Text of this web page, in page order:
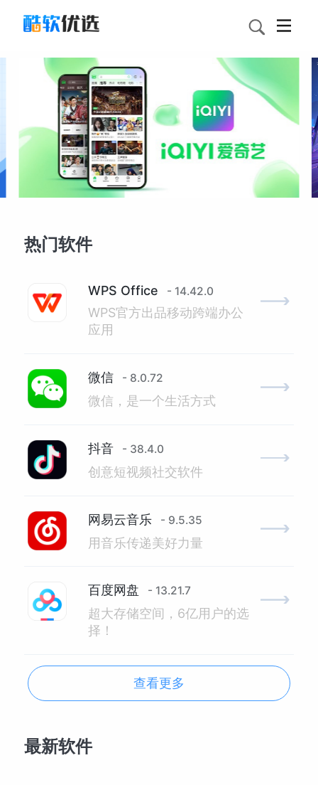
热门软件
WPS Office - 14.42.0
WPS官方出品移动跨端办公
应用
微信 - 8.0.72
微信，是一个生活方式
抖音 - 38.4.0
创意短视频社交软件
网易云音乐 - 9.5.35
用音乐传递美好力量
百度网盘 - 13.21.7
超大存储空间，6亿用户的选
择！
查看更多
最新软件